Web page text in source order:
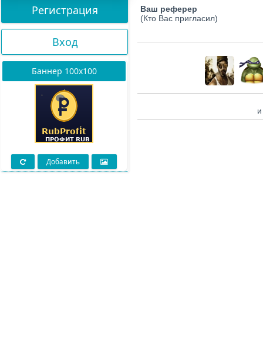
Регистрация
Вход
Баннер 100х100
Добавить
Ваш реферер
(Кто Вас пригласил)